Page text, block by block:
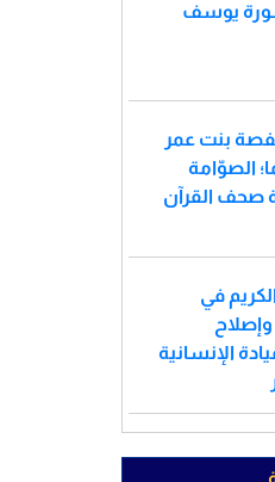
يوسف
بنت عمر
الصوّامة
صحف القرآن
في
الإنسانية